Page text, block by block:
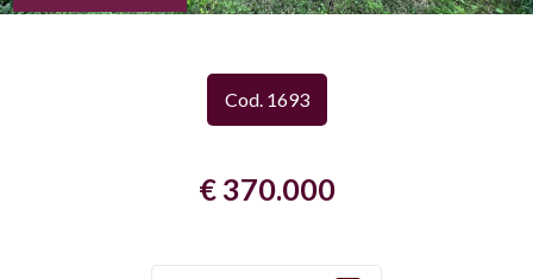
Cod. 1693
€ 370.000